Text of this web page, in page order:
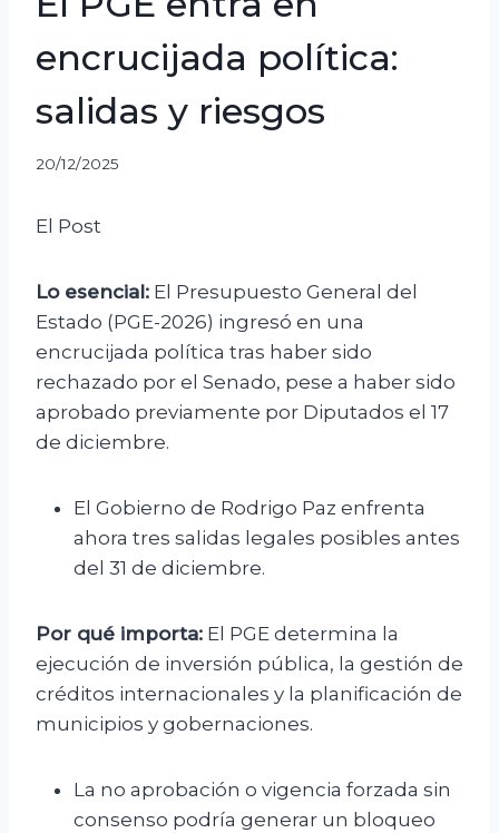
encrucijada política:
salidas y riesgos
20/12/2025
El Post
Lo esencial: El Presupuesto General del
Estado (PGE-2026) ingresó en una
encrucijada política tras haber sido
rechazado por el Senado, pese a haber sido
aprobado previamente por Diputados el 17
de diciembre.
El Gobierno de Rodrigo Paz enfrenta
ahora tres salidas legales posibles antes
del 31 de diciembre.
Por qué importa: El PGE determina la
ejecución de inversión pública, la gestión de
créditos internacionales y la planificación de
municipios y gobernaciones.
La no aprobación o vigencia forzada sin
consenso podría generar un bloqueo